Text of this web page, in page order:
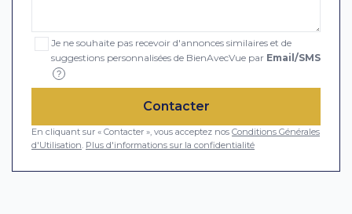
Je ne souhaite pas recevoir d'annonces similaires et de
suggestions personnalisées de BienAvecVue par Email/SMS
?
Contacter
En cliquant sur « Contacter », vous acceptez nos Conditions Générales
d'Utilisation Plus d'informations sur la confidentialité